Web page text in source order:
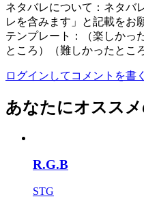
ネタバレについて：ネタバ
レを含みます」と記載をお
テンプレート：（楽しかっ
ところ）（難しかったとこ
ログインしてコメントを書く
あなたにオスス
R.G.B
STG